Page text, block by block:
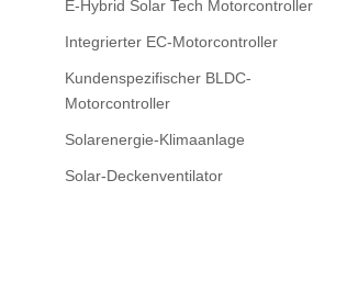
E-Hybrid Solar Tech Motorcontroller
Integrierter EC-Motorcontroller
Kundenspezifischer BLDC-
Motorcontroller
Solarenergie-Klimaanlage
Solar-Deckenventilator